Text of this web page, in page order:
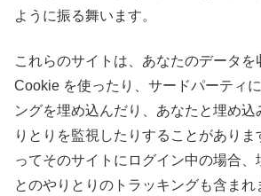
ように振る舞います。
これらのサイトは、あなたのデータを
Cookie を使ったり、サードパーティ
ングを埋め込んだり、あなたと埋め
りとりを監視したりすることがあり
ってそのサイトにログイン中の場合
とのやりとりのトラッキングも含まれ